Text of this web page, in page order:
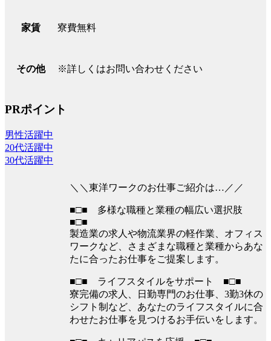
家賃 寮費無料
その他 ※詳しくはお問い合わせください
PRポイント
男性活躍中
20代活躍中
30代活躍中
＼＼東洋ワークのお仕事ご紹介は…／／
■□■ 多様な職種と業種の幅広い選択肢
■□■
製造業の求人や物流業界の軽作業、オフィス
ワークなど、さまざまな職種と業種からあな
たに合ったお仕事をご提案します。
■□■ ライフスタイルをサポート ■□■
寮完備の求人、日勤専門のお仕事、3勤3休の
シフト制など、あなたのライフスタイルに合
わせたお仕事を見つけるお手伝いをします。